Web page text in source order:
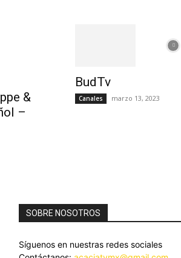
&
–
BudTv
Canales marzo 13, 2023
SOBRE NOSOTROS
Síguenos en nuestras redes sociales